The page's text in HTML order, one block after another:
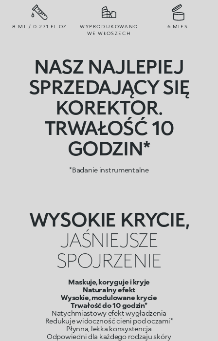
8 ML / 0.271 FL.OZ
WYPRODUKOWANO
WE WŁOSZECH
6 MIES.
NASZ NAJLEPIEJ
SPRZEDAJĄCY SIĘ
KOREKTOR.
TRWAŁOŚĆ 10
GODZIN*
*Badanie instrumentalne
WYSOKIE KRYCIE,
JAŚNIEJSZE
SPOJRZENIE
Maskuje, koryguje i kryje
Naturalny efekt
Wysokie, modulowane krycie
Trwałość do 10 godzin*
Natychmiastowy efekt wygładzenia
Redukuje widoczność cieni pod oczami*
Płynna, lekka konsystencja
Odpowiedni dla każdego rodzaju skóry